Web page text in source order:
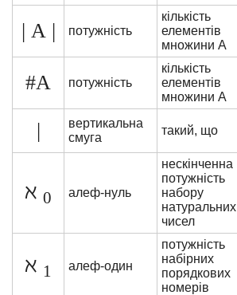
| А | потужність
кількість
елементів
множини A
#A потужність
кількість
елементів
множини A
|
вертикальна
смуга
такий, що
ℵ 0 алеф-нуль
нескінченна
потужність
набору
натуральних
чисел
ℵ 1 алеф-один
потужність
набірних
порядкових
номерів